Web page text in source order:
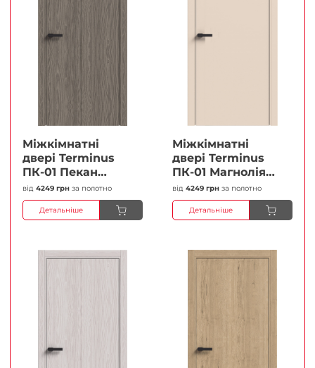
Міжкімнатні
двері Terminus
ПК-01 Пекан
Глухі Плівка
від 4249 грн за полотно
Детальніше
Міжкімнатні
двері Terminus
ПК-01 Магнолія
Глухі Плівка
від 4249 грн за полотно
Детальніше